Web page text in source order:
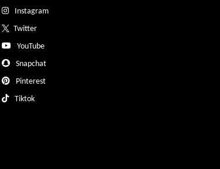
Instagram
Twitter
YouTube
Snapchat
Pinterest
Tiktok